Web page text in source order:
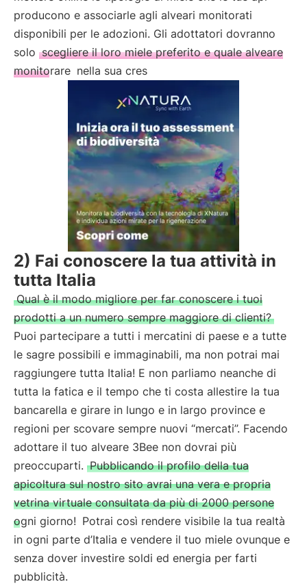
producono e associarle agli alveari monitorati
disponibili per le adozioni. Gli adottatori dovranno
solo scegliere il loro miele preferito e quale alveare
monitorare nella sua cres
2) Fai conoscere la tua attività in
tutta Italia
Qual è il modo migliore per far conoscere i tuoi
prodotti a un numero sempre maggiore di clienti?
Puoi partecipare a tutti i mercatini di paese e a tutte
le sagre possibili e immaginabili, ma non potrai mai
raggiungere tutta Italia! E non parliamo neanche di
tutta la fatica e il tempo che ti costa allestire la tua
bancarella e girare in lungo e in largo province e
regioni per scovare sempre nuovi “mercati”. Facendo
adottare il tuo alveare 3Bee non dovrai più
preoccuparti. Pubblicando il profilo della tua
apicoltura sul nostro sito avrai una vera e propria
vetrina virtuale consultata da più di 2000 persone
ogni giorno! Potrai così rendere visibile la tua realtà
in ogni parte d’Italia e vendere il tuo miele ovunque e
senza dover investire soldi ed energia per farti
pubblicità.